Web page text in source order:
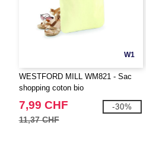
W1
WESTFORD MILL WM821 - Sac
shopping coton bio
7,99 CHF
11,37 CHF
-30%